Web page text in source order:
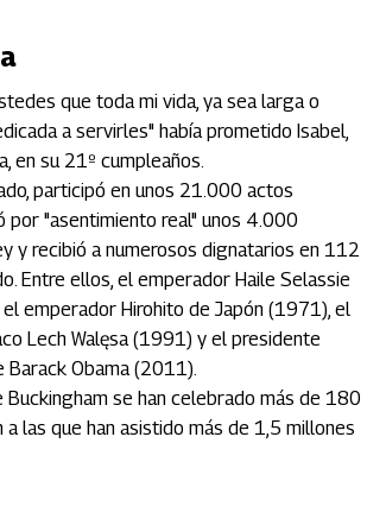
que toda mi vida, ya sea larga o
a servirles" había prometido Isabel,
en su 21º cumpleaños.
participó en unos 21.000 actos
por "asentimiento real" unos 4.000
y recibió a numerosos dignatarios en 112
Entre ellos, el emperador Haile Selassie
emperador Hirohito de Japón (1971), el
Lech Walęsa (1991) y el presidente
Barack Obama (2011).
Buckingham se han celebrado más de 180
a las que han asistido más de 1,5 millones